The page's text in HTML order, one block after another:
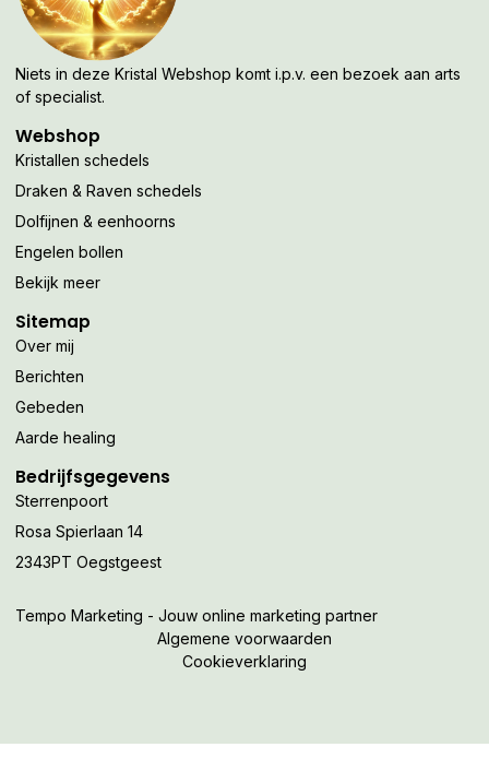
Niets in deze Kristal Webshop komt i.p.v. een bezoek aan arts
of specialist.
Webshop
Kristallen schedels
Draken & Raven schedels
Dolfijnen & eenhoorns
Engelen bollen
Bekijk meer
Sitemap
Over mij
Berichten
Gebeden
Aarde healing
Bedrijfsgegevens
Sterrenpoort
Rosa Spierlaan 14
2343PT Oegstgeest
Tempo Marketing - Jouw online marketing partner
Algemene voorwaarden
Cookieverklaring